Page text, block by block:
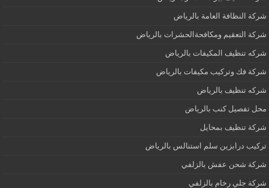
شركة النظافة العامة بالرياض
شركة التعقيم ومكافحةالحشرات بالرياض
شركه تنظيف المكيفات بالرياض
شركة فك وتركيب مكيفات بالرياض
شركه تنظيف بالرياض
محل تفصيل كنب بالرياض
شركة تنظيف بمحايل
تركيب درابزين سلم استنالس بالرياض
شركة شحن عفش بالزلفي
شركة جلي رخام بالزلفي